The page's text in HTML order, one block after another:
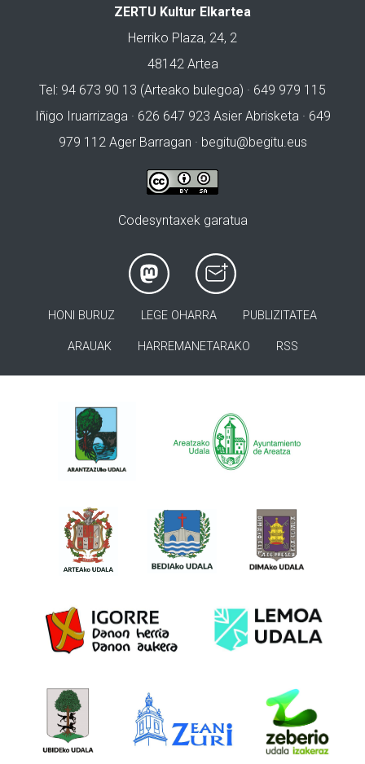
ZERTU Kultur Elkartea
Herriko Plaza, 24, 2
48142 Artea
Tel: 94 673 90 13 (Arteako bulegoa) · 649 979 115
Iñigo Iruarrizaga · 626 647 923 Asier Abrisketa · 649
979 112 Ager Barragan · begitu@begitu.eus
Codesyntaxek garatua
HONI BURUZ LEGE OHARRA PUBLIZITATEA
ARAUAK HARREMANETARAKO RSS